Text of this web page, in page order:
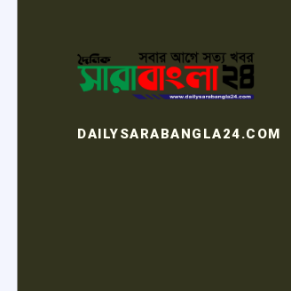
DAILYSARABANGLA24.COM